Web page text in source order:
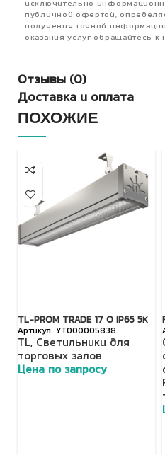
исключительно
публичной офертой,
получения точной
оказания услуг обращайтесь
Отзывы (0)
Доставка и оплата
ПОХОЖИЕ
TL-PROM TRADE 17 O IP65 5К
УТ000005838
TL, Светильники для
торговых залов
Цена по запросу